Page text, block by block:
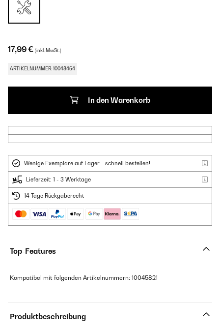
17,99 € (inkl. MwSt.)
ARTIKELNUMMER: 10048454
In den Warenkorb
Wenige Exemplare auf Lager - schnell bestellen!
Lieferzeit: 1 - 3 Werktage
14 Tage Rückgaberecht
Top-Features
Kompatibel mit folgenden Artikelnummern: 10045821
Produktbeschreibung